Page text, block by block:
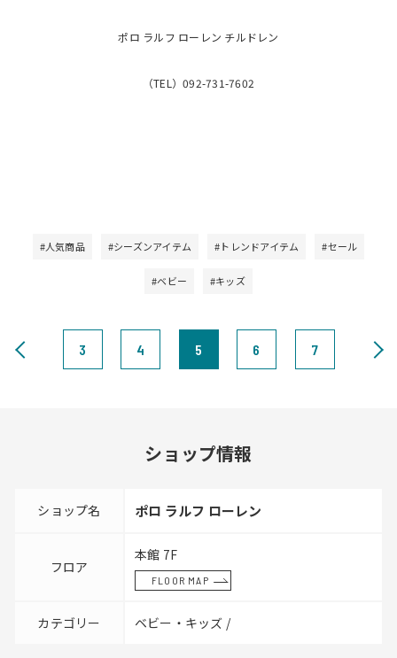
ポロ ラルフ ローレン チルドレン
（TEL）092-731-7602
#人気商品 #シーズンアイテム #トレンドアイテム #セール
#ベビー #キッズ
3 4 5 6 7
ショップ情報
ショップ名 ポロ ラルフ ローレン
フロア
本館 7F
FLOOR MAP
カテゴリー ベビー・キッズ /